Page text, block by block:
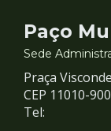
e
Redes
Paço
Sede
Praça
CEP 11010-900
Tel: